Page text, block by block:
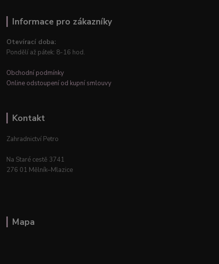
Informace pro zákazníky
Otevírací doba:
Pondělí až pátek: 8-16 hod.
Obchodní podmínky
Online odstoupení od kupní smlouvy
Kontakt
Zahradnictví Petro
Na Staré cestě 3741
276 01 Mělník–Mlazice
Mapa